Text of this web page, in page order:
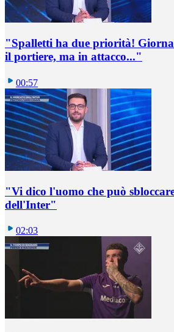
"Spalletti ha due priorità!
il portiere, ma in attacco..."
00:57
"Vi dico l'uomo che può
dell'Inter"
02:03